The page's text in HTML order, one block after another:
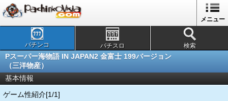
メニュー
パチンコ パチスロ 検索
Pスーパー海物語 IN JAPAN2 金富士 199バージョン
（三洋物産）
基本情報
ゲーム性紹介[1/1]